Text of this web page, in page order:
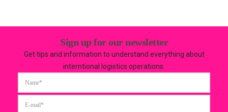
Sign up for our newsletter
Get tips and information to understand everything about
interntional logistics operations.